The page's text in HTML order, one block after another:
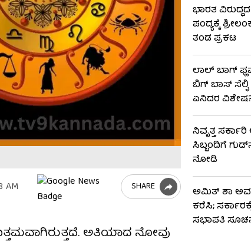
AM SHARE
ಅತಿಯಾದ ನೋವು
ಭಾರತ
ಪಂದ್ಯಕ್ಕೆ
ತಂಡ ಪ್ರಕಟ
ಲಾಲ್ ಬಾಗ್
ಬಿಗ್ ಬಾಸ್
ಏನಿದರ
ನಿವೃತ್ತ
ಸಿಬ್ಬಂದಿಗೆ
ನೋಡಿ
ಅಮಿತ್ ಶಾ
ಕರೆಸಿ;
ಸಭಾಪತಿ